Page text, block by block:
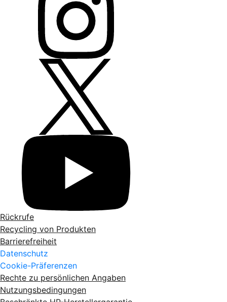
Rückrufe
Recycling von Produkten
Barrierefreiheit
Datenschutz
Cookie-Präferenzen
Rechte zu persönlichen Angaben
Nutzungsbedingungen